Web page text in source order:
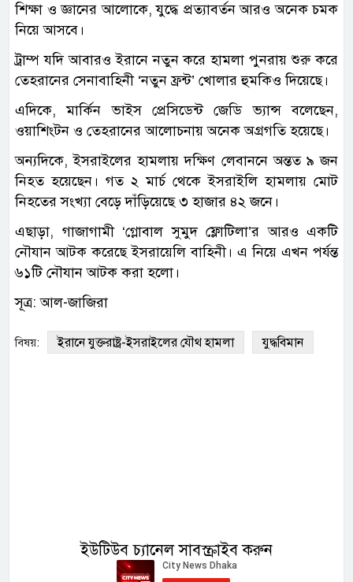
শিক্ষা ও জ্ঞানের আলোকে, যুদ্ধে প্রত্যাবর্তন আরও অনেক চমক
নিয়ে আসবে।
ট্রাম্প যদি আবারও ইরানে নতুন করে হামলা পুনরায় শুরু করে
তেহরানের সেনাবাহিনী ‘নতুন ফ্রন্ট’ খোলার হুমকিও দিয়েছে।
এদিকে, মার্কিন ভাইস প্রেসিডেন্ট জেডি ভ্যান্স বলেছেন,
ওয়াশিংটন ও তেহরানের আলোচনায় অনেক অগ্রগতি হয়েছে।
অন্যদিকে, ইসরাইলের হামলায় দক্ষিণ লেবাননে অন্তত ৯ জন
নিহত হয়েছেন। গত ২ মার্চ থেকে ইসরাইলি হামলায় মোট
নিহতের সংখ্যা বেড়ে দাঁড়িয়েছে ৩ হাজার ৪২ জনে।
এছাড়া, গাজাগামী ‘গ্লোবাল সুমুদ ফ্লোটিলা’র আরও একটি
নৌযান আটক করেছে ইসরায়েলি বাহিনী। এ নিয়ে এখন পর্যন্ত
৬১টি নৌযান আটক করা হলো।
সূত্র: আল-জাজিরা
বিষয়: ইরানে যুক্তরাষ্ট্র-ইসরাইলের যৌথ হামলা যুদ্ধবিমান
ইউটিউব চ্যানেল সাবস্ক্রাইব করুন